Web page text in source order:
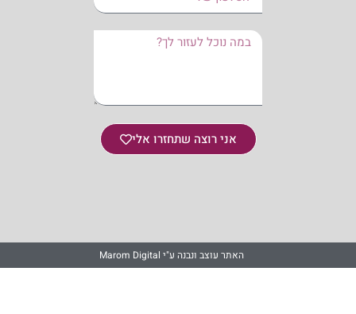
אני רוצה שתחזרו אלי
האתר עוצב ונבנה ע"י Marom Digital